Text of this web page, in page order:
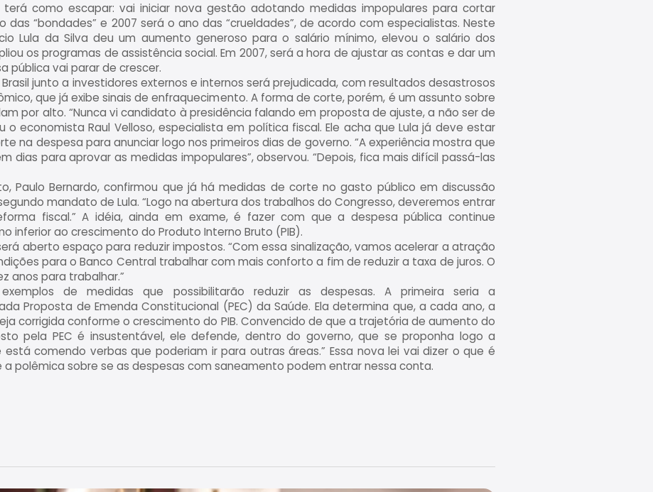
como escapar: vai iniciar nova gestão adotando medidas impopulares para cortar
das “bondades” e 2007 será o ano das “crueldades”, de acordo com especialistas. Neste
Lula da Silva deu um aumento generoso para o salário mínimo, elevou o salário dos
os programas de assistência social. Em 2007, será a hora de ajustar as contas e dar um
pública vai parar de crescer.
junto a investidores externos e internos será prejudicada, com resultados desastrosos
que já exibe sinais de enfraquecimento. A forma de corte, porém, é um assunto sobre
por alto. “Nunca vi candidato à presidência falando em proposta de ajuste, a não ser de
o economista Raul Velloso, especialista em política fiscal. Ele acha que Lula já deve estar
na despesa para anunciar logo nos primeiros dias de governo. “A experiência mostra que
dias para aprovar as medidas impopulares”, observou. “Depois, fica mais difícil passá-las
Paulo Bernardo, confirmou que já há medidas de corte no gasto público em discussão
mandato de Lula. “Logo na abertura dos trabalhos do Congresso, deveremos entrar
fiscal.” A idéia, ainda em exame, é fazer com que a despesa pública continue
inferior ao crescimento do Produto Interno Bruto (PIB).
aberto espaço para reduzir impostos. “Com essa sinalização, vamos acelerar a atração
para o Banco Central trabalhar com mais conforto a fim de reduzir a taxa de juros. O
anos para trabalhar.”
de medidas que possibilitarão reduzir as despesas. A primeira seria a
Proposta de Emenda Constitucional (PEC) da Saúde. Ela determina que, a cada ano, a
corrigida conforme o crescimento do PIB. Convencido de que a trajetória de aumento do
pela PEC é insustentável, ele defende, dentro do governo, que se proponha logo a
está comendo verbas que poderiam ir para outras áreas.” Essa nova lei vai dizer o que é
a polêmica sobre se as despesas com saneamento podem entrar nessa conta.